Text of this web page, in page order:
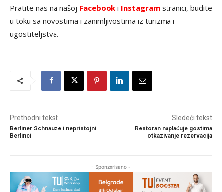
Pratite nas na našoj Facebook i Instagram stranici, budite
u toku sa novostima i zanimljivostima iz turizma i
ugostiteljstva.
Prethodni tekst
Berliner Schnauze i nepristojni
Berlinci
Sledeći tekst
Restoran naplaćuje gostima
otkazivanje rezervacija
- Sponzorisano -